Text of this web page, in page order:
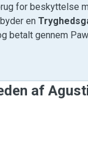
for beskyttelse
en
betalt gennem
af